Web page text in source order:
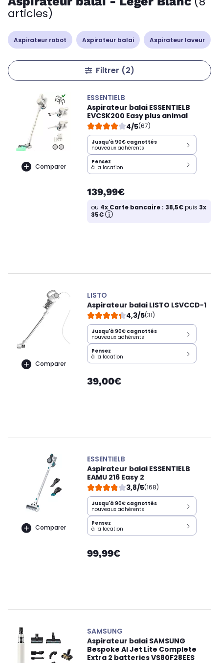
articles)
Aspirateur robot Aspirateur balai Aspirateur laveur
Filtrer (2)
Comparer
ESSENTIELB
Aspirateur balai ESSENTIELB
EVCSK200 Easy plus animal
4/5(67)
Jusqu'à 90€ cagnottés
nouveaux adhérents
Pensez
à la location
139,99€
ou 4x Carte bancaire : 38,5€puis 3x
35€
Comparer
LISTO
Aspirateur balai LISTO LSVCCD-1
4,3/5(31)
Jusqu'à 90€ cagnottés
nouveaux adhérents
Pensez
à la location
39,00€
Comparer
ESSENTIELB
Aspirateur balai ESSENTIELB
EAMU 216 Easy 2
3,8/5(168)
Jusqu'à 90€ cagnottés
nouveaux adhérents
Pensez
à la location
99,99€
SAMSUNG
Aspirateur balai SAMSUNG
Bespoke AI Jet Lite Complete
Extra 2 batteries VS80F28EES